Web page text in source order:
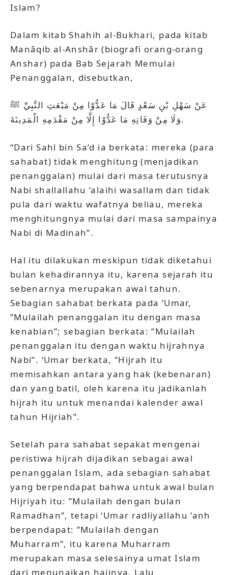
Islam?
Dalam kitab Shahih al-Bukhari, pada kitab
Manâqib al-Anshâr (biografi orang-orang
Anshar) pada Bab Sejarah Memulai
Penanggalan, disebutkan,
عَنْ سَهْلِ بْنِ سَعْدٍ قَالَ مَا عَدُّوْا مِنْ مَبْعَثِ النَّبِيِّ ﷺ
وَلَا مِنْ وَفَاتِهِ مَا عَدُّوْا إِلَّا مِنْ مَقْدَمِهِ الْمَدِينَةَ.
“Dari Sahl bin Sa’d ia berkata: mereka (para
sahabat) tidak menghitung (menjadikan
penanggalan) mulai dari masa terutusnya
Nabi shallallahu ‘alaihi wasallam dan tidak
pula dari waktu wafatnya beliau, mereka
menghitungnya mulai dari masa sampainya
Nabi di Madinah”.
Hal itu dilakukan meskipun tidak diketahui
bulan kehadirannya itu, karena sejarah itu
sebenarnya merupakan awal tahun.
Sebagian sahabat berkata pada ‘Umar,
”Mulailah penanggalan itu dengan masa
kenabian”; sebagian berkata: ”Mulailah
penanggalan itu dengan waktu hijrahnya
Nabi”. ‘Umar berkata, ”Hijrah itu
memisahkan antara yang hak (kebenaran)
dan yang batil, oleh karena itu jadikanlah
hijrah itu untuk menandai kalender awal
tahun Hijriah”.
Setelah para sahabat sepakat mengenai
peristiwa hijrah dijadikan sebagai awal
penanggalan Islam, ada sebagian sahabat
yang berpendapat bahwa untuk awal bulan
Hijriyah itu: ”Mulailah dengan bulan
Ramadhan”, tetapi ‘Umar radliyallahu ‘anh
berpendapat: ”Mulailah dengan
Muharram”, itu karena Muharram
merupakan masa selesainya umat Islam
dari menunaikan hajinya. Lalu